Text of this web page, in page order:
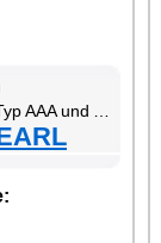
USB-C-La­de­funk­ti­on